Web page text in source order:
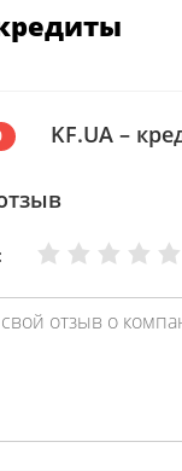
KF.UA –
Отлично
Хорошо
Плохо